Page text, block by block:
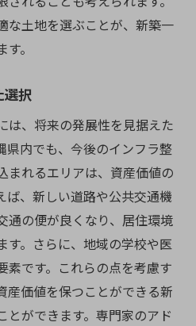
な土地を選ぶことが、新築一
。
選択
は、将来の発展性を見据えた
県内でも、今後のインフラ整
まれるエリアは、資産価値の
ば、新しい道路や公共交通機
通の便が良くなり、居住環境
す。さらに、地域の学校や医
素です。これらの点を考慮す
産価値を保つことができる新
とができます。専門家のアド